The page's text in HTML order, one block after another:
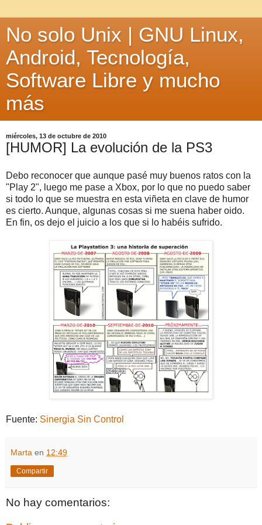
No solo Unix | GNU Linux,
Android, Tecnología,
Software Libre y mucho
más
miércoles, 13 de octubre de 2010
[HUMOR] La evolución de la PS3
Debo reconocer que aunque pasé muy buenos ratos con la
"Play 2", luego me pase a Xbox, por lo que no puedo saber
si todo lo que se muestra en esta viñeta en clave de humor
es cierto. Aunque, algunas cosas si me suena haber oido.
En fin, os dejo el juicio a los que si lo habéis sufrido.
Fuente: Sinergia Sin Control
Marta en 12:49
Compartir
No hay comentarios: